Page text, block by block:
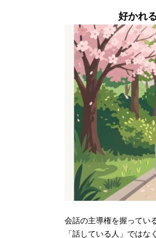
好かれ
会話の主導権を握ってい
「話している人」ではな